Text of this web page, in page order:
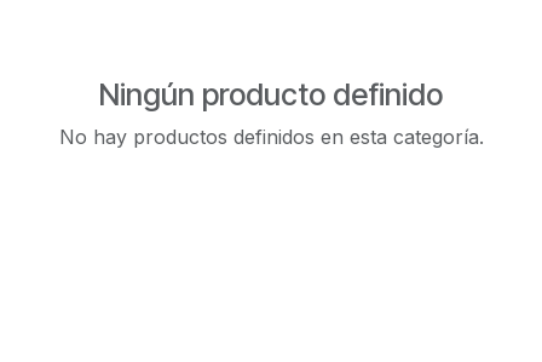
Ningún producto definido
No hay productos definidos en esta categoría.